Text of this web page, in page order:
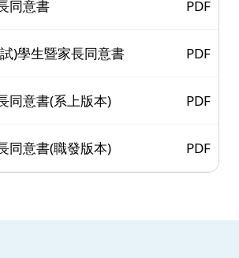
同意書 PDF
)學生暨家長同意書 PDF
同意書(系上版本) PDF
同意書(職發版本) PDF